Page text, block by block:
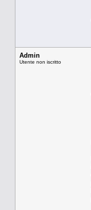
Admin
Utente non iscritto